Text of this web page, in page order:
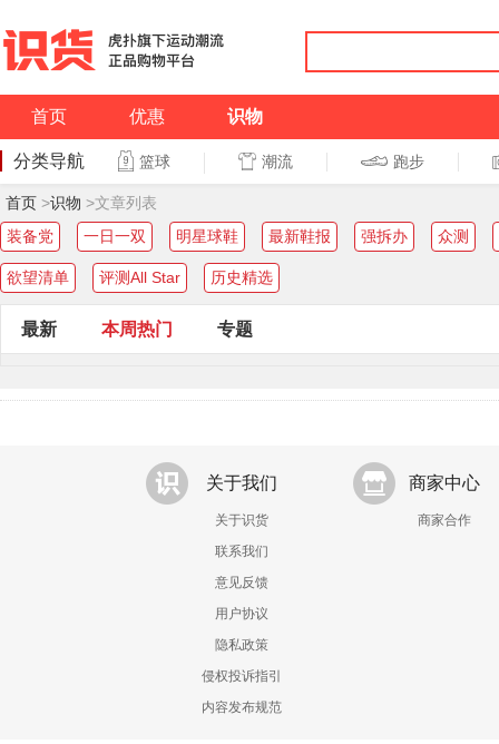
首页 优惠 识物
分类导航 篮球 潮流 跑步
首页 >识物 >文章列表
装备党
一日一双 明星球鞋 最新鞋报 强拆办 众测
欲望清单 评测All Star 历史精选
最新 本周热门 专题
关于我们
关于识货
联系我们
意见反馈
用户协议
隐私政策
侵权投诉指引
内容发布规范
商家中心
商家合作